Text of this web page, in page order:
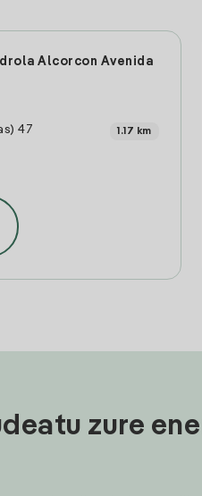
Alcorcon Avenida
47
1.17 km
zure